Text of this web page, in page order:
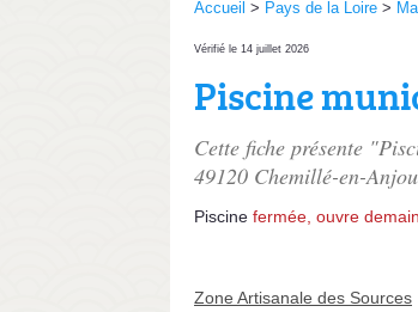
Accueil > Pays de la Loire >
Vérifié le 14 juillet 2026
Piscine
Cette fiche présente
49120 Chemillé-en-
Piscine fermée, ouvre
Zone Artisanale des Sources